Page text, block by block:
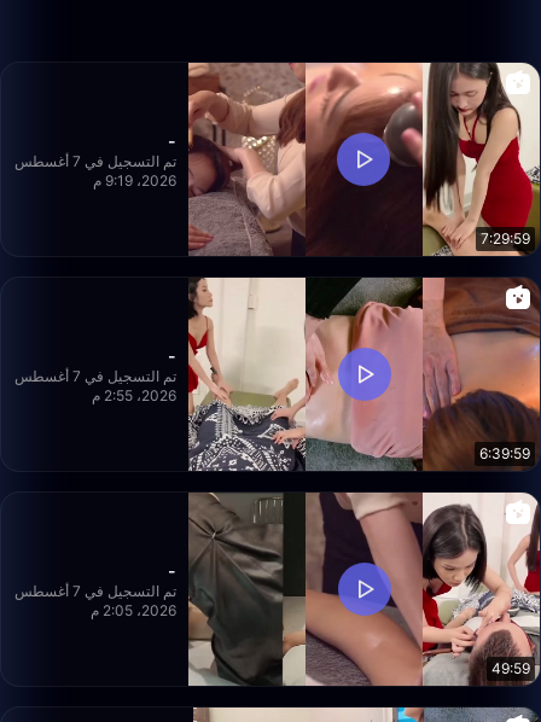
7:29:59
-
تم التسجيل في 7 أغسطس
2026، 9:19 م
6:39:59
-
تم التسجيل في 7 أغسطس
2026، 2:55 م
49:59
-
تم التسجيل في 7 أغسطس
2026، 2:05 م